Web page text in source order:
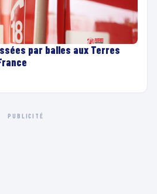
par balles aux Terres
PUBLICITÉ